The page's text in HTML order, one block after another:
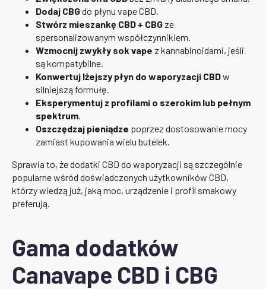
Dodaj CBGdo płynu vape CBD.
Stwórz mieszankę CBD + CBG ze
spersonalizowanym współczynnikiem.
Wzmocnij zwykły sok vape z kannabinoidami, jeśli
są kompatybilne.
Konwertuj lżejszy płyn do waporyzacji CBDw
silniejszą formułę.
Eksperymentuj z profilami o szerokim lub pełnym
spektrum
Oszczędzaj pieniądze poprzez dostosowanie mocy
zamiast kupowania wielu butelek.
Sprawia to, że dodatki CBD do waporyzacji są szczególnie
popularne wśród doświadczonych użytkowników CBD,
którzy wiedzą już, jaką moc, urządzenie i profil smakowy
preferują.
Gama dodatków
Canavape CBD i CBG